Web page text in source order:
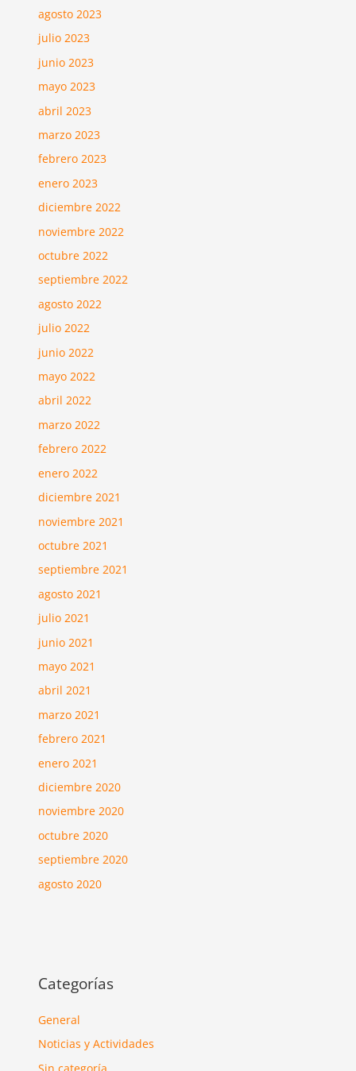
agosto 2023
julio 2023
junio 2023
mayo 2023
abril 2023
marzo 2023
febrero 2023
enero 2023
diciembre 2022
noviembre 2022
octubre 2022
septiembre 2022
agosto 2022
julio 2022
junio 2022
mayo 2022
abril 2022
marzo 2022
febrero 2022
enero 2022
diciembre 2021
noviembre 2021
octubre 2021
septiembre 2021
agosto 2021
julio 2021
junio 2021
mayo 2021
abril 2021
marzo 2021
febrero 2021
enero 2021
diciembre 2020
noviembre 2020
octubre 2020
septiembre 2020
agosto 2020
Categorías
General
Noticias y Actividades